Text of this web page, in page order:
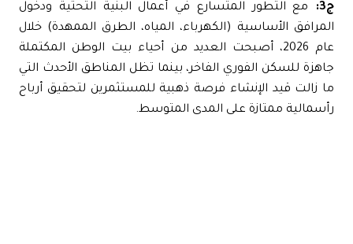
مع التطور المتسارع في أعمال البنية التحتية ودخول
الأساسية (الكهرباء، المياه، الطرق الممهدة) خلال
عام 2026، أصبحت العديد من أحياء بيت الوطن المكتملة
للسكن الفوري الفاخر، بينما تظل المناطق الأحدث التي
زالت قيد الإنشاء فرصة ذهبية للمستثمرين لتحقيق أرباح
ممتازة على المدى المتوسط.